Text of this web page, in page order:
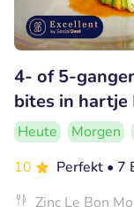
4- of 5-
bites in hartje
Heute Morgen
10
Perfekt • 7
Zinc Le Bon